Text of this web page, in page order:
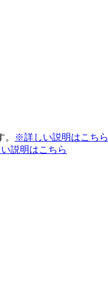
※詳しい説明はこちら
説明はこちら